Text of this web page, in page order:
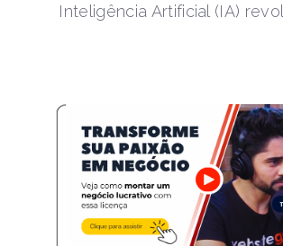
Inteligência Artificial (IA)